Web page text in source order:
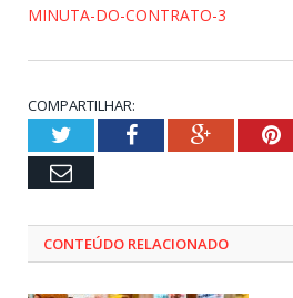
MINUTA-DO-CONTRATO-3
COMPARTILHAR:
TwitterFacebookGoogle+
Email
CONTEÚDO RELACIONADO